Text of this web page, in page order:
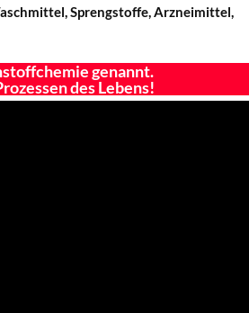
Sprengstoffe, Arzneimittel,
genannt.
des Lebens!